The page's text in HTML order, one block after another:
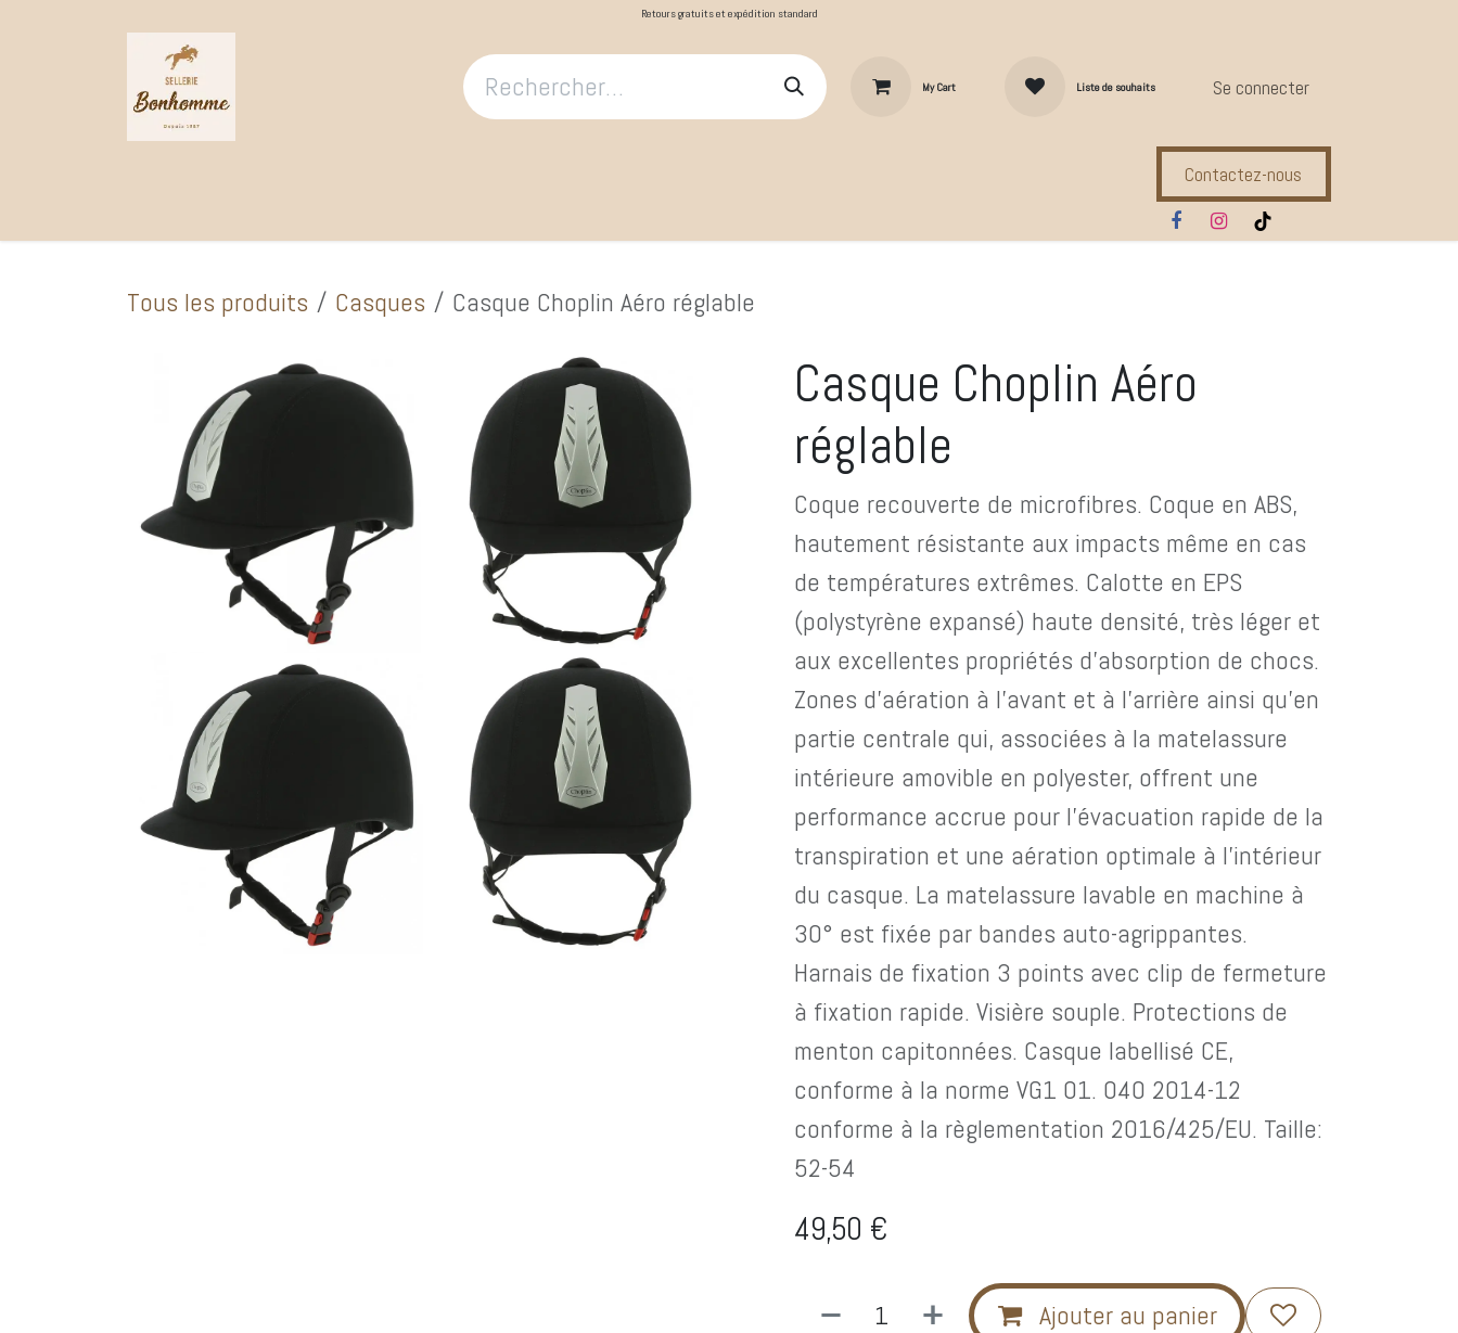
Retours gratuits et expédition standard
My Cart Liste de souhaits Se connecter
Compl. Alimentaires Ecuries
Contactez-nous
Tous les produits Casques Casque Choplin Aéro réglable
Casque Choplin Aéro
réglable
Coque recouverte de microfibres. Coque en ABS,
hautement résistante aux impacts même en cas
de températures extrêmes. Calotte en EPS
(polystyrène expansé) haute densité, très léger et
aux excellentes propriétés d'absorption de chocs.
Zones d'aération à l'avant et à l'arrière ainsi qu'en
partie centrale qui, associées à la matelassure
intérieure amovible en polyester, offrent une
performance accrue pour l'évacuation rapide de la
transpiration et une aération optimale à l'intérieur
du casque. La matelassure lavable en machine à
30° est fixée par bandes auto-agrippantes.
Harnais de fixation 3 points avec clip de fermeture
à fixation rapide. Visière souple. Protections de
menton capitonnées. Casque labellisé CE,
conforme à la norme VG1 01. 040 2014-12
conforme à la règlementation 2016/425/EU. Taille:
52-54
49,50 €
Ajouter au panier